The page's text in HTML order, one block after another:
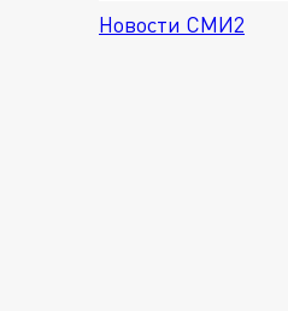
Новости СМИ2